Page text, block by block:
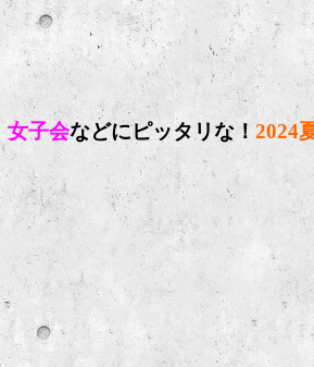
女子会などにピッタリな！ 2024